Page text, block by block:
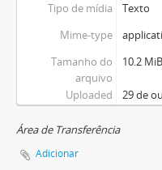
Tipo de mídia
Texto
Mime-type
Tamanho do
arquivo
10.2 MiB
Uploaded 29 de
Área de Transferência
Adicionar